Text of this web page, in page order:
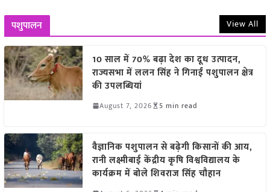
पशुपालन View All
10 साल में 70% बढ़ा देश का दूध उत्पादन,
राज्यसभा में ललन सिंह ने गिनाईं पशुपालन क्षेत्र
की उपलब्धियां
August 7, 2026 5 min read
वैज्ञानिक पशुपालन से बढ़ेगी किसानों की आय,
रानी लक्ष्मीबाई केंद्रीय कृषि विश्वविद्यालय के
कार्यक्रम में बोले शिवराज सिंह चौहान